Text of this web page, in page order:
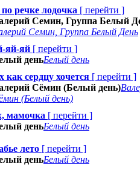
речке лодочка [ перейти ]
Семин, Группа Белый
Семин, Группа Белый День
яй-яй [ перейти ]
деньБелый день
как сердцу хочется [ перейти ]
Сёмин (Белый день)
(Белый день)
мамочка [ перейти ]
деньБелый день
лето [ перейти ]
деньБелый день